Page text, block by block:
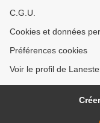
C.G.U.
Cookies et données
Préférences cookies
Voir le profil de